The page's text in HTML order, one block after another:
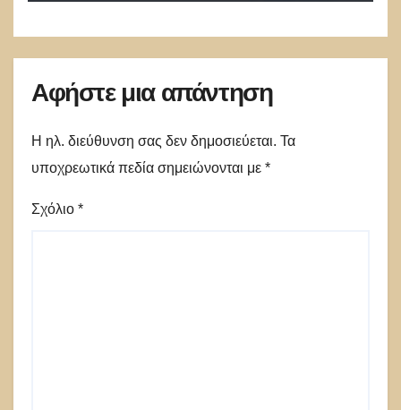
Αφήστε μια απάντηση
Η ηλ. διεύθυνση σας δεν δημοσιεύεται. Τα
υποχρεωτικά πεδία σημειώνονται με *
Σχόλιο *